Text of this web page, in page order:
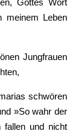
Gottes Wort
meinem Leben
Jungfrauen
schwören
»So wahr der
fallen und nicht